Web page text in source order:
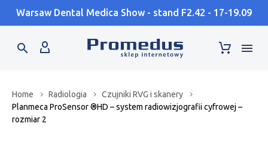
Warsaw Dental Medica Show - stand F2.42 - 17-19.09
Home Radiologia
Czujniki RVG i skanery
Planmeca ProSensor ®HD – system radiowizjografii cyfrowej –
rozmiar 2